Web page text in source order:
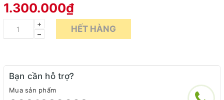
1.300.000₫
+
–
HẾT HÀNG
Bạn cần hỗ trợ?
Mua sản phẩm